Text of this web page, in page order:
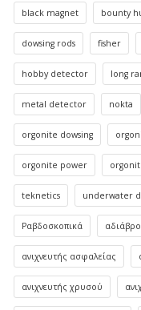
black magnet bounty
dowsing rods fisher
hobby detector long
metal detector nokta
orgonite dowsing
orgonite power
teknetics underwater
Ραβδοσκοπικά
ανιχνευτής ασφαλείας
ανιχνευτής χρυσού